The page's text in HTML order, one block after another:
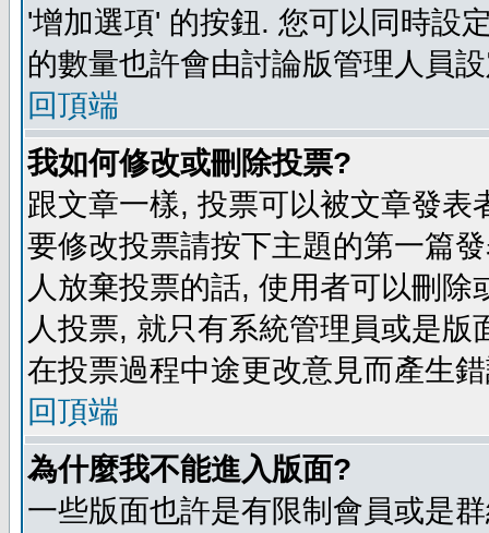
'增加選項' 的按鈕. 您可以同時設
的數量也許會由討論版管理人員
回頂端
我如何修改或刪除投票?
跟文章一樣, 投票可以被文章發
要修改投票請按下主題的第一篇
人放棄投票的話, 使用者可以刪
人投票, 就只有系統管理員或是
在投票過程中途更改意見而產生
回頂端
為什麼我不能進入版面?
一些版面也許是有限制會員或是